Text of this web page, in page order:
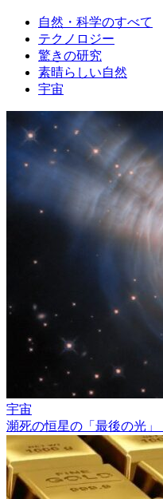
自然・科学のすべて
テクノロジー
驚きの研究
素晴らしい自然
宇宙
宇宙
瀕死の恒星の「最後の光